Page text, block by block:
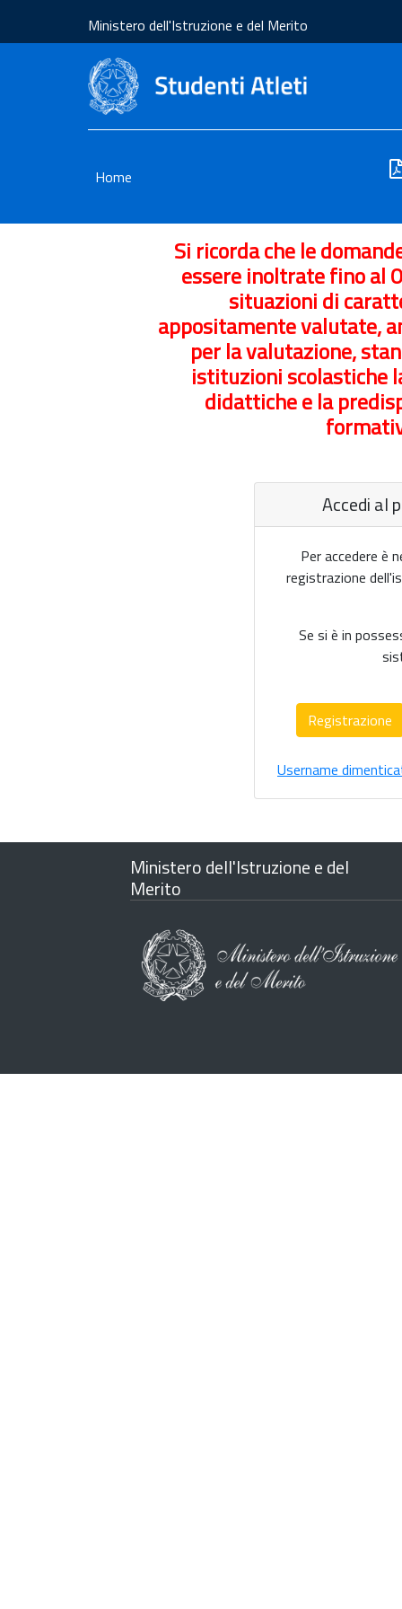
Ministero dell'Istruzione e del Merito
Home
Si ricorda che le
essere inoltrate fino al
situazioni di
appositamente valutate,
per la valutazione,
istituzioni scolastiche
didattiche e la
Accedi al
Per accedere è
registrazione
Se si è in
Registrazione
Username
Ministero dell'Istruzione e del
Merito